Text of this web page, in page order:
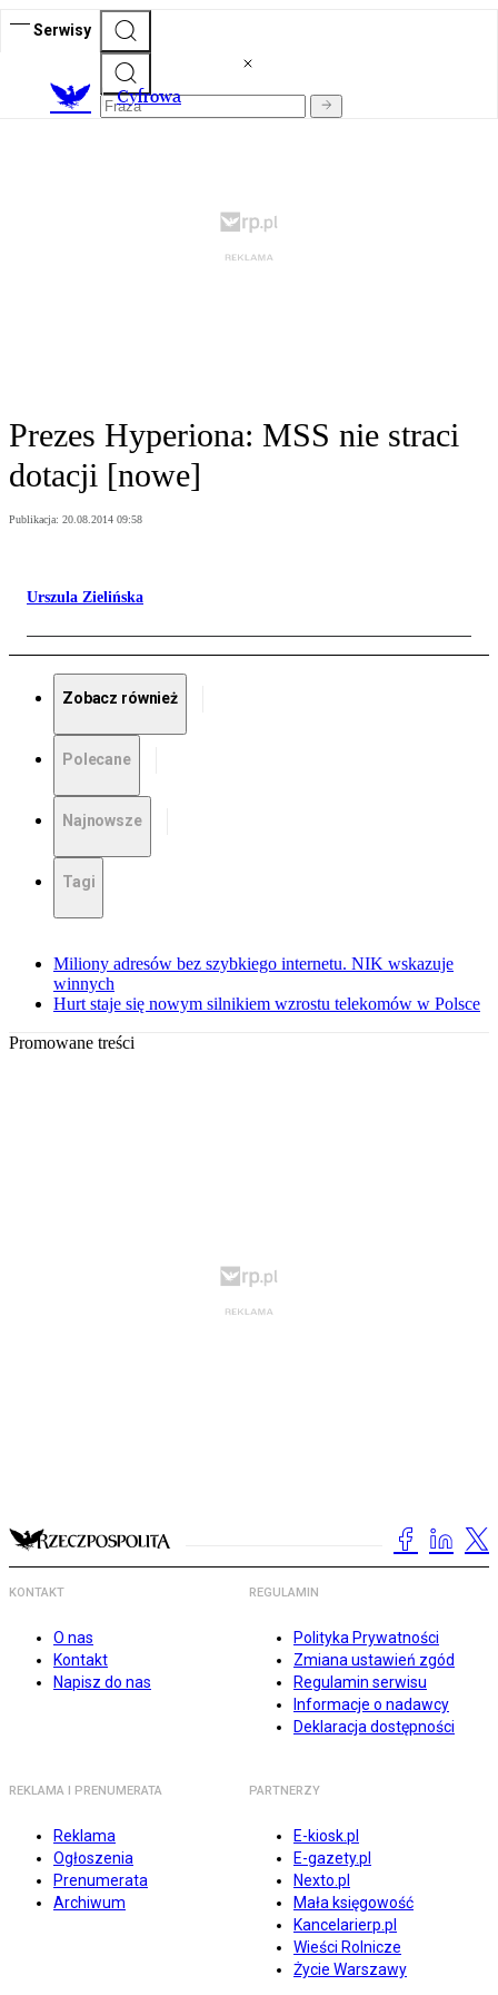
Serwisy
Cyfrowa
Prezes Hyperiona: MSS nie straci
dotacji [nowe]
Publikacja: 20.08.2014 09:58
Urszula Zielińska
Zobacz również
Polecane
Najnowsze
Tagi
Miliony adresów bez szybkiego internetu. NIK wskazuje
winnych
Hurt staje się nowym silnikiem wzrostu telekomów w Polsce
Promowane treści
KONTAKT
O nas
Kontakt
Napisz do nas
REGULAMIN
Polityka Prywatności
Zmiana ustawień zgód
Regulamin serwisu
Informacje o nadawcy
Deklaracja dostępności
REKLAMA I PRENUMERATA
Reklama
Ogłoszenia
Prenumerata
Archiwum
PARTNERZY
E-kiosk.pl
E-gazety.pl
Nexto.pl
Mała księgowość
Kancelarierp.pl
Wieści Rolnicze
Życie Warszawy